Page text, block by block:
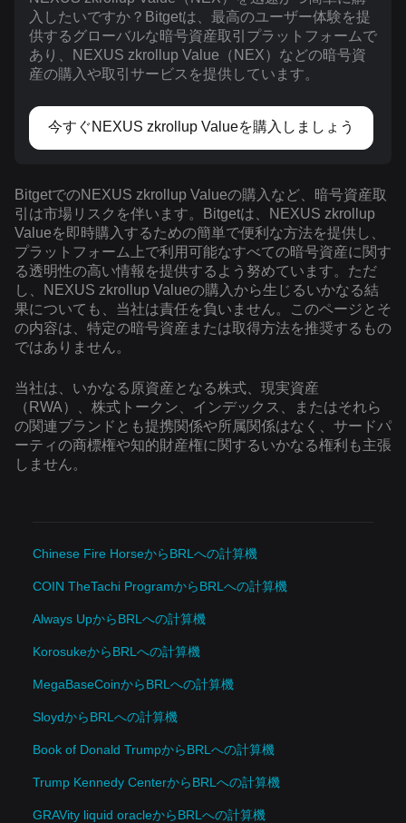
入したいですか？Bitgetは、最高のユーザー体験を提
供するグローバルな暗号資産取引プラットフォームで
あり、NEXUS zkrollup Value（NEX）などの暗号資
産の購入や取引サービスを提供しています。
今すぐNEXUS zkrollup Valueを購入しましょう
BitgetでのNEXUS zkrollup Valueの購入など、暗号資産取
引は市場リスクを伴います。Bitgetは、NEXUS zkrollup
Valueを即時購入するための簡単で便利な方法を提供し、
プラットフォーム上で利用可能なすべての暗号資産に関す
る透明性の高い情報を提供するよう努めています。ただ
し、NEXUS zkrollup Valueの購入から生じるいかなる結
果についても、当社は責任を負いません。このページとそ
の内容は、特定の暗号資産または取得方法を推奨するもの
ではありません。
当社は、いかなる原資産となる株式、現実資産
（RWA）、株式トークン、インデックス、またはそれら
の関連ブランドとも提携関係や所属関係はなく、サードパ
ーティの商標権や知的財産権に関するいかなる権利も主張
しません。
Chinese Fire HorseからBRLへの計算機
COIN TheTachi ProgramからBRLへの計算機
Always UpからBRLへの計算機
KorosukeからBRLへの計算機
MegaBaseCoinからBRLへの計算機
SloydからBRLへの計算機
Book of Donald TrumpからBRLへの計算機
Trump Kennedy CenterからBRLへの計算機
GRAVity liquid oracleからBRLへの計算機